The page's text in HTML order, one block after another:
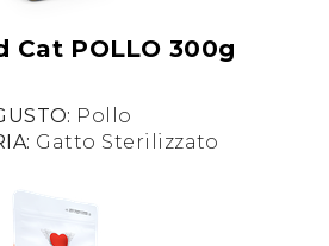
Cat POLLO 300g
Pollo
Gatto Sterilizzato